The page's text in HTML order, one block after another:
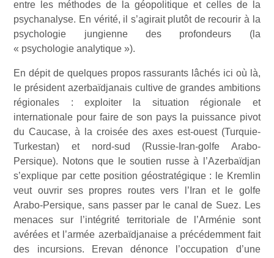
entre les méthodes de la géopolitique et celles de la
psychanalyse. En vérité, il s’agirait plutôt de recourir à la
psychologie jungienne des profondeurs (la
« psychologie analytique »).
En dépit de quelques propos rassurants lâchés ici où là,
le président azerbaïdjanais cultive de grandes ambitions
régionales : exploiter la situation régionale et
internationale pour faire de son pays la puissance pivot
du Caucase, à la croisée des axes est-ouest (Turquie-
Turkestan) et nord-sud (Russie-Iran-golfe Arabo-
Persique). Notons que le soutien russe à l’Azerbaïdjan
s’explique par cette position géostratégique : le Kremlin
veut ouvrir ses propres routes vers l’Iran et le golfe
Arabo-Persique, sans passer par le canal de Suez. Les
menaces sur l’intégrité territoriale de l’Arménie sont
avérées et l’armée azerbaïdjanaise a précédemment fait
des incursions. Erevan dénonce l’occupation d’une